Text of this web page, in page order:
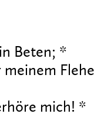
Beten; *
mich! *